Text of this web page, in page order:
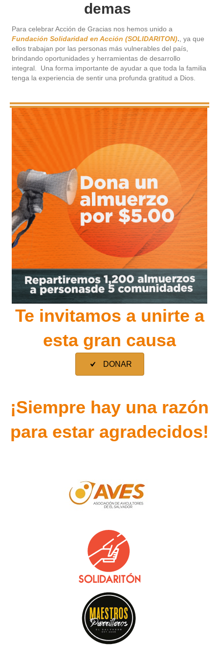
demas
Para celebrar Acción de Gracias nos hemos unido a
Fundación Solidaridad en Acción (SOLIDARITON). , ya que
ellos trabajan por las personas más vulnerables del país,
brindando oportunidades y herramientas de desarrollo
integral. Una forma importante de ayudar a que toda la familia
tenga la experiencia de sentir una profunda gratitud a Dios.
Te invitamos a unirte a
esta gran causa
DONAR
¡Siempre hay una razón
para estar agradecidos!